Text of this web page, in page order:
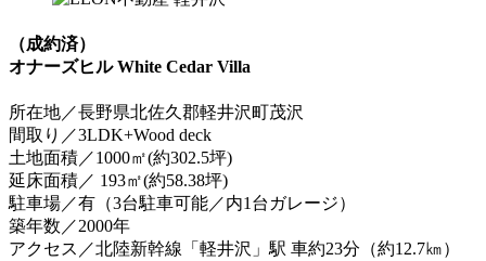
（成約済）
オナーズヒル White Cedar Villa
所在地／長野県北佐久郡軽井沢町茂沢
間取り／3LDK+Wood deck
土地面積／1000㎡(約302.5坪)
延床面積／ 193㎡(約58.38坪)
駐車場／有（3台駐車可能／内1台ガレージ）
築年数／2000年
アクセス／北陸新幹線「軽井沢」駅 車約23分（約12.7㎞）